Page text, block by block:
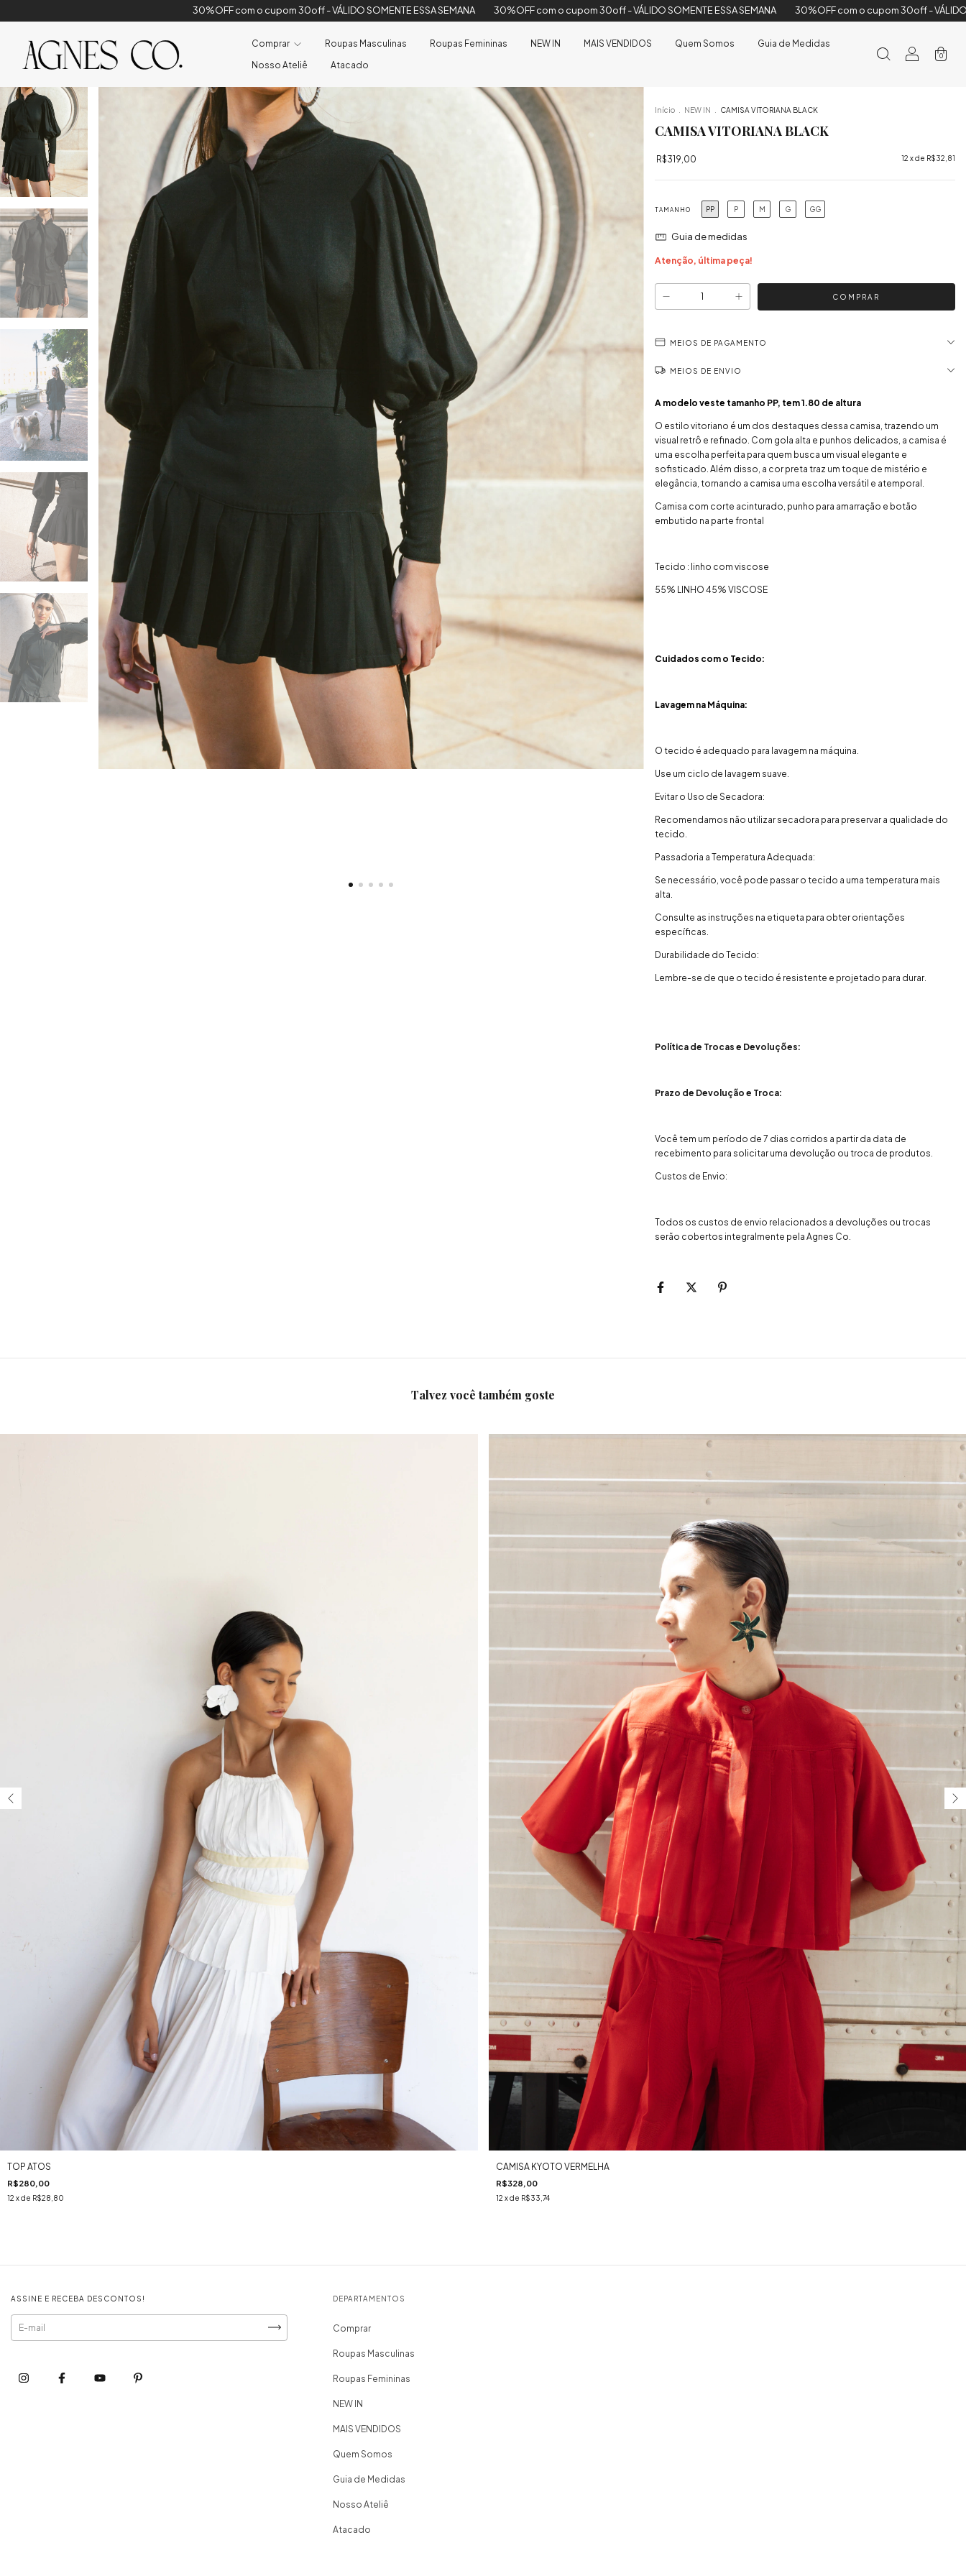
30%OFF com o cupom 30off - VÁLIDO SOMENTE ESSA SEMANA 30%OFF com o cupom 30off - VÁLIDO SOMENTE ESSA SEMANA 30%OFF com o cupom 30off - VÁLIDO SOMENTE ESSA SEMANA
Comprar Roupas Masculinas Roupas Femininas NEW IN MAIS VENDIDOS Quem Somos
Guia de Medidas
Nosso Ateliê
Atacado
0
Início . NEW IN . CAMISA VITORIANA BLACK
CAMISA VITORIANA BLACK
R$319,00 12 x de R$32,81
TAMANHO PP P M G GG
Guia de medidas
Atenção, última peça!
MEIOS DE PAGAMENTO
MEIOS DE ENVIO
A modelo veste tamanho PP, tem 1.80 de altura
O estilo vitoriano é um dos destaques dessa camisa, trazendo um
visual retrô e refinado. Com gola alta e punhos delicados, a camisa é
uma escolha perfeita para quem busca um visual elegante e
sofisticado. Além disso, a cor preta traz um toque de mistério e
elegância, tornando a camisa uma escolha versátil e atemporal.
Camisa com corte acinturado, punho para amarração e botão
embutido na parte frontal
Tecido : linho com viscose
55% LINHO 45% VISCOSE
Cuidados com o Tecido:
Lavagem na Máquina:
O tecido é adequado para lavagem na máquina.
Use um ciclo de lavagem suave.
Evitar o Uso de Secadora:
Recomendamos não utilizar secadora para preservar a qualidade do
tecido.
Passadoria a Temperatura Adequada:
Se necessário, você pode passar o tecido a uma temperatura mais
alta.
Consulte as instruções na etiqueta para obter orientações
específicas.
Durabilidade do Tecido:
Lembre-se de que o tecido é resistente e projetado para durar.
Política de Trocas e Devoluções:
Prazo de Devolução e Troca:
Você tem um período de 7 dias corridos a partir da data de
recebimento para solicitar uma devolução ou troca de produtos.
Custos de Envio:
Todos os custos de envio relacionados a devoluções ou trocas
serão cobertos integralmente pela Agnes Co.
Talvez você também goste
TOP ATOS
R$280,00
12 x de R$28,80
CAMISA KYOTO VERMELHA
R$328,00
12 x de R$33,74
ASSINE E RECEBA DESCONTOS! DEPARTAMENTOS
Comprar
Roupas Masculinas
Roupas Femininas
NEW IN
MAIS VENDIDOS
Quem Somos
Guia de Medidas
Nosso Ateliê
Atacado